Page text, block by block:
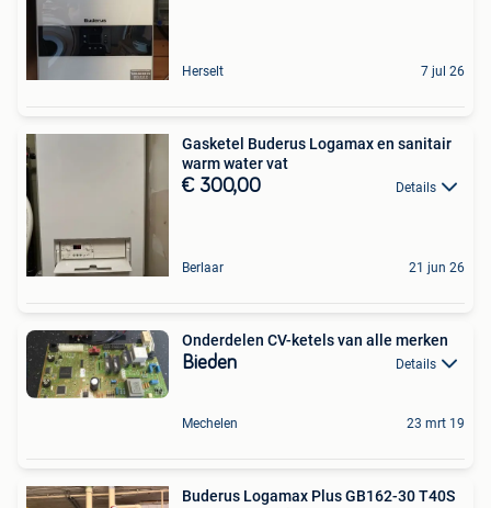
Herselt 7 jul 26
Gasketel Buderus Logamax en sanitair
warm water vat
€ 300,00 Details
Berlaar 21 jun 26
Onderdelen CV-ketels van alle merken
Bieden Details
Mechelen 23 mrt 19
Buderus Logamax Plus GB162-30 T40S